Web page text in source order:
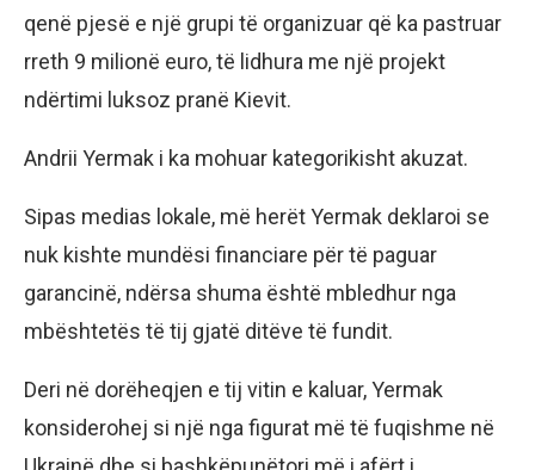
qenë pjesë e një grupi të organizuar që ka pastruar
rreth 9 milionë euro, të lidhura me një projekt
ndërtimi luksoz pranë Kievit.
Andrii Yermak i ka mohuar kategorikisht akuzat.
Sipas medias lokale, më herët Yermak deklaroi se
nuk kishte mundësi financiare për të paguar
garancinë, ndërsa shuma është mbledhur nga
mbështetës të tij gjatë ditëve të fundit.
Deri në dorëheqjen e tij vitin e kaluar, Yermak
konsiderohej si një nga figurat më të fuqishme në